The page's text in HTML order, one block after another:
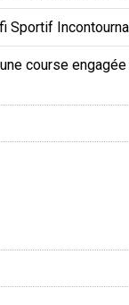
Sportif
course